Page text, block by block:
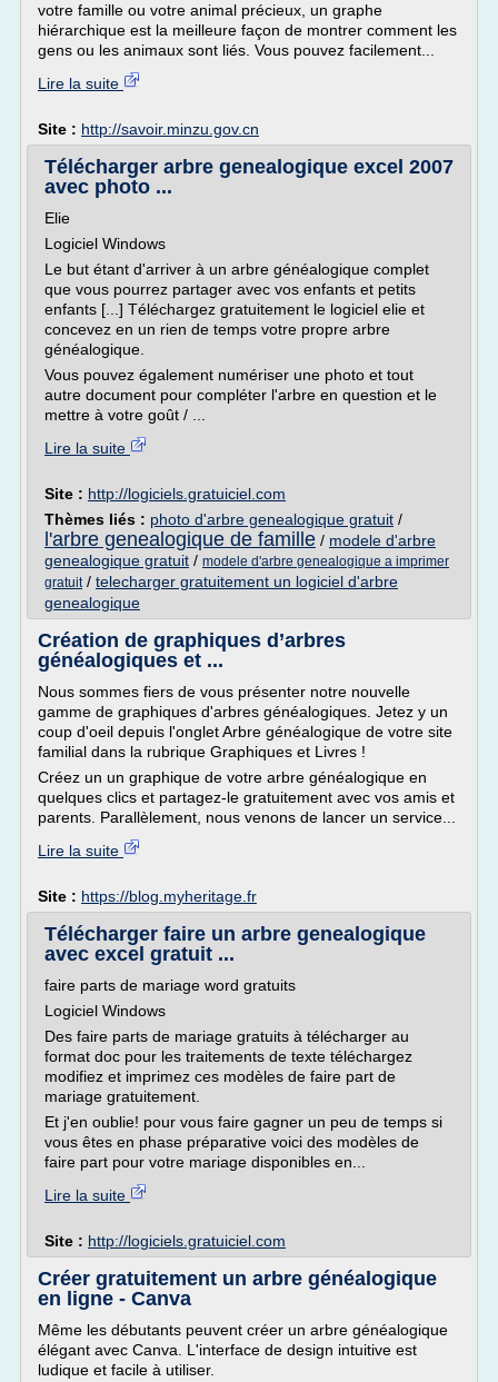
votre famille ou votre animal précieux, un graphe
hiérarchique est la meilleure façon de montrer comment les
gens ou les animaux sont liés. Vous pouvez facilement...
Lire la suite
Site : http://savoir.minzu.gov.cn
Télécharger arbre genealogique excel 2007
avec photo ...
Elie
Logiciel Windows
Le but étant d'arriver à un arbre généalogique complet
que vous pourrez partager avec vos enfants et petits
enfants [...] Téléchargez gratuitement le logiciel elie et
concevez en un rien de temps votre propre arbre
généalogique.
Vous pouvez également numériser une photo et tout
autre document pour compléter l'arbre en question et le
mettre à votre goût / ...
Lire la suite
Site : http://logiciels.gratuiciel.com
Thèmes liés : photo d'arbre genealogique gratuit /
l'arbre genealogique de famille / modele d'arbre
genealogique gratuit / modele d'arbre genealogique a imprimer
gratuit/ telecharger gratuitement un logiciel d'arbre
genealogique
Création de graphiques d’arbres
généalogiques et ...
Nous sommes fiers de vous présenter notre nouvelle
gamme de graphiques d'arbres généalogiques. Jetez y un
coup d'oeil depuis l'onglet Arbre généalogique de votre site
familial dans la rubrique Graphiques et Livres !
Créez un un graphique de votre arbre généalogique en
quelques clics et partagez-le gratuitement avec vos amis et
parents. Parallèlement, nous venons de lancer un service...
Lire la suite
Site : https://blog.myheritage.fr
Télécharger faire un arbre genealogique
avec excel gratuit ...
faire parts de mariage word gratuits
Logiciel Windows
Des faire parts de mariage gratuits à télécharger au
format doc pour les traitements de texte téléchargez
modifiez et imprimez ces modèles de faire part de
mariage gratuitement.
Et j'en oublie! pour vous faire gagner un peu de temps si
vous êtes en phase préparative voici des modèles de
faire part pour votre mariage disponibles en...
Lire la suite
Site : http://logiciels.gratuiciel.com
Créer gratuitement un arbre généalogique
en ligne - Canva
Même les débutants peuvent créer un arbre généalogique
élégant avec Canva. L'interface de design intuitive est
ludique et facile à utiliser.